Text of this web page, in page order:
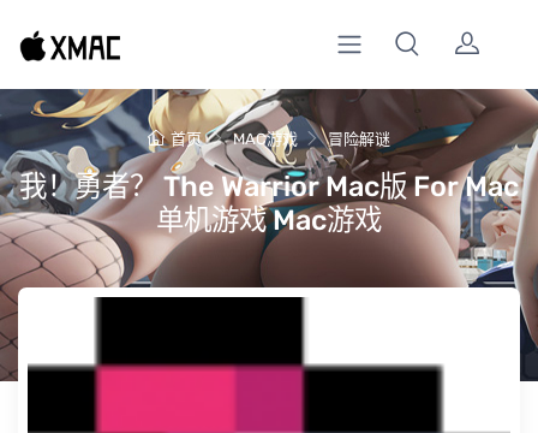
首页 MAC游戏 冒险解谜
我！勇者？ The Warrior Mac版 For Mac
单机游戏 Mac游戏